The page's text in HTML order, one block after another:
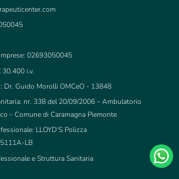
02693050045
30.400 i.v.
Dr. Guido Morolli OMCeO - 13848
nr. 338 del 20/09/2006 – Ambulatorio
– Comune di Caramagna Piemonte
LLOYD'S Polizza
LB
e Struttura Sanitaria